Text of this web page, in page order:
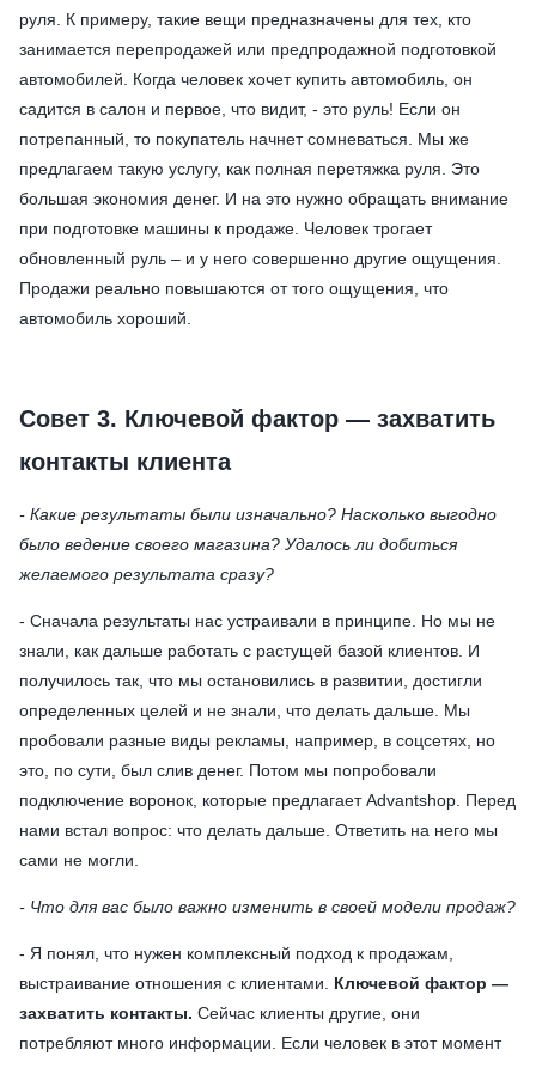
руля. К примеру, такие вещи предназначены для тех, кто
занимается перепродажей или предпродажной подготовкой
автомобилей. Когда человек хочет купить автомобиль, он
садится в салон и первое, что видит, - это руль! Если он
потрепанный, то покупатель начнет сомневаться. Мы же
предлагаем такую услугу, как полная перетяжка руля. Это
большая экономия денег. И на это нужно обращать внимание
при подготовке машины к продаже. Человек трогает
обновленный руль – и у него совершенно другие ощущения.
Продажи реально повышаются от того ощущения, что
автомобиль хороший.
Совет 3. Ключевой фактор — захватить
контакты клиента
- Какие результаты были изначально? Насколько выгодно
было ведение своего магазина? Удалось ли добиться
желаемого результата сразу?
- Сначала результаты нас устраивали в принципе. Но мы не
знали, как дальше работать с растущей базой клиентов. И
получилось так, что мы остановились в развитии, достигли
определенных целей и не знали, что делать дальше. Мы
пробовали разные виды рекламы, например, в соцсетях, но
это, по сути, был слив денег. Потом мы попробовали
подключение воронок, которые предлагает Advantshop. Перед
нами встал вопрос: что делать дальше. Ответить на него мы
сами не могли.
- Что для вас было важно изменить в своей модели продаж?
- Я понял, что нужен комплексный подход к продажам,
выстраивание отношения с клиентами. Ключевой фактор —
захватить контакты. Сейчас клиенты другие, они
потребляют много информации. Если человек в этот момент